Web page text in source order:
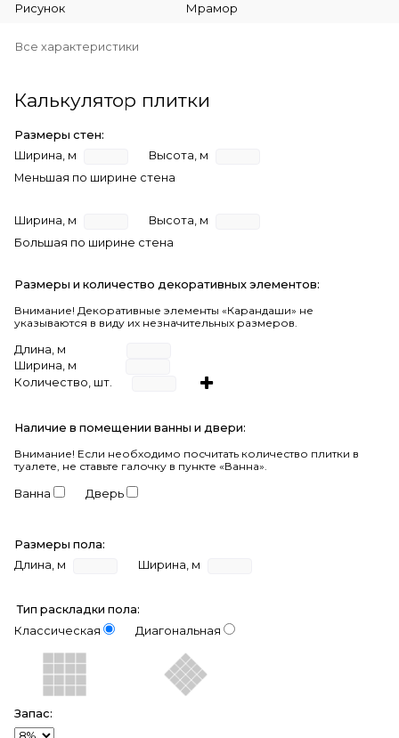
Рисунок Мрамор
Все характеристики
Калькулятор плитки
Размеры стен:
Ширина, м
Высота, м
Меньшая по ширине стена
Ширина, м
Высота, м
Большая по ширине стена
Размеры и количество декоративных элементов:
Внимание! Декоративные элементы «Карандаши» не
указываются в виду их незначительных размеров.
Длина, м
Ширина, м
Количество, шт.
Наличие в помещении ванны и двери:
Внимание! Если необходимо посчитать количество плитки в
туалете, не ставьте галочку в пункте «Ванна».
Ванна Дверь
Размеры пола:
Длина, м
Ширина, м
Тип раскладки пола:
Классическая
Диагональная
Запас: